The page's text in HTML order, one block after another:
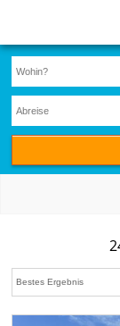
This
Do